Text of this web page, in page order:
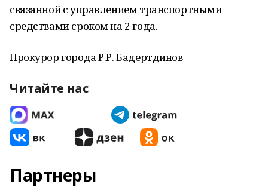
связанной с управлением транспортными
средствами сроком на 2 года.
Прокурор города Р.Р. Бадертдинов
Читайте нас
Партнеры